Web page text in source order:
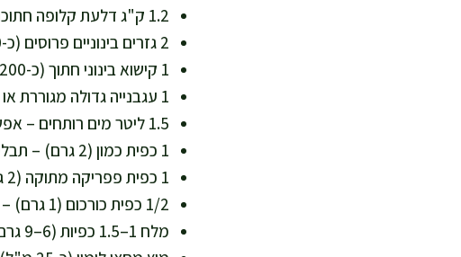
1.2 ק"ג דלעת קלופה חתוכה לקוביות 2–3 ס"מ – עשירה בבטא-קרוטן וסיבים
2 גזרים בינוניים פרוסים (כ-200 גרם) – מתיקות טבעית וקרוטנואידים
1 קישוא בינוני חתוך (כ-200 גרם) – קליל ומלא נוזלים ומינרלים
1 עגבנייה גדולה מגוררת או קצוצה דק (כ-200 גרם) – חומציות מאוזנת
1.5 ליטר מים רותחים – אפשר להחליף בחלק ציר ירקות ביתי דל מלח
1 כפית כמון (2 גרם) – תבלין קלאסי למרק קובה
1 כפית פפריקה מתוקה (2 גרם) – עומק צבע וטעם
1/2 כפית כורכום (1 גרם) – צבע וניחוח עדין
מלח 1–1.5 כפיות (6–9 גרם) ופלפל שחור לפי הטעם – להתחיל בפחות ולתקן בסוף